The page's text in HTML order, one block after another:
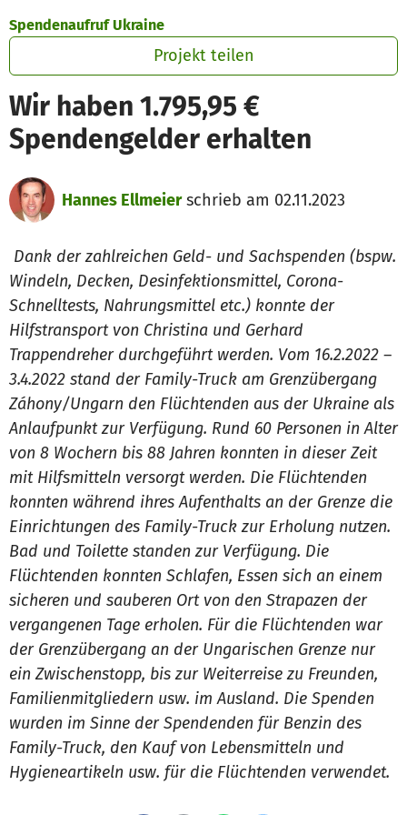
Spendenaufruf Ukraine
Projekt teilen
Wir haben 1.795,95 €
Spendengelder erhalten
Hannes Ellmeierschrieb am 02.11.2023
Dank der zahlreichen Geld- und Sachspenden (bspw.
Windeln, Decken, Desinfektionsmittel, Corona-
Schnelltests, Nahrungsmittel etc.) konnte der
Hilfstransport von Christina und Gerhard
Trappendreher durchgeführt werden. Vom 16.2.2022 –
3.4.2022 stand der Family-Truck am Grenzübergang
Záhony/Ungarn den Flüchtenden aus der Ukraine als
Anlaufpunkt zur Verfügung. Rund 60 Personen in Alter
von 8 Wochern bis 88 Jahren konnten in dieser Zeit
mit Hilfsmitteln versorgt werden. Die Flüchtenden
konnten während ihres Aufenthalts an der Grenze die
Einrichtungen des Family-Truck zur Erholung nutzen.
Bad und Toilette standen zur Verfügung. Die
Flüchtenden konnten Schlafen, Essen sich an einem
sicheren und sauberen Ort von den Strapazen der
vergangenen Tage erholen. Für die Flüchtenden war
der Grenzübergang an der Ungarischen Grenze nur
ein Zwischenstopp, bis zur Weiterreise zu Freunden,
Familienmitgliedern usw. im Ausland. Die Spenden
wurden im Sinne der Spendenden für Benzin des
Family-Truck, den Kauf von Lebensmitteln und
Hygieneartikeln usw. für die Flüchtenden verwendet.